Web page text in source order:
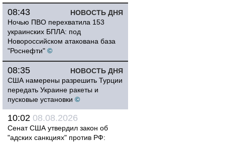
НОВОСТЬ ДНЯ
08:43
Ночью ПВО перехватила 153
украинских БПЛА: под
Новороссийском атакована база
"Роснефти" ©
НОВОСТЬ ДНЯ
08:35
США намерены разрешить Турции
передать Украине ракеты и
пусковые установки ©
10:02 08.08.2026
Сенат США утвердил закон об
"адских санкциях" против РФ: